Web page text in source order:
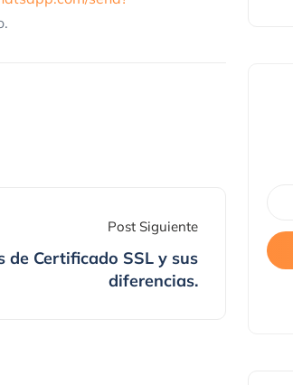
Post Siguiente
de Certificado SSL y sus
diferencias.